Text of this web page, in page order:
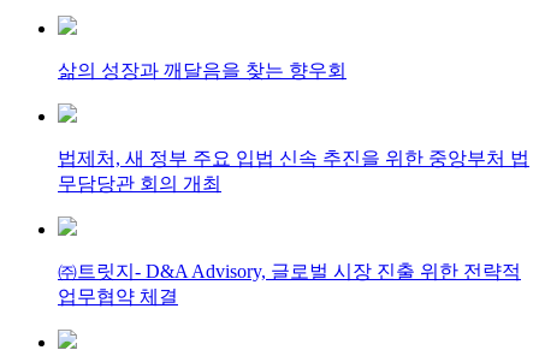
삶의 성장과 깨달음을 찾는 향우회
법제처, 새 정부 주요 입법 신속 추진을 위한 중앙부처 법
무담당관 회의 개최
㈜트릿지- D&A Advisory, 글로벌 시장 진출 위한 전략적
업무협약 체결